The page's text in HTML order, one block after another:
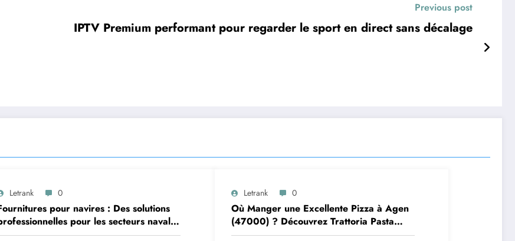
Previous post
IPTV Premium performant pour regarder le sport en direct sans décalage
Letrank 0
pour navires : Des solutions
pour les secteurs naval
offshore
Letrank 0
Où Manger une Excellente Pizza à Agen
(47000) ? Découvrez Trattoria Pasta
Pizza Brax